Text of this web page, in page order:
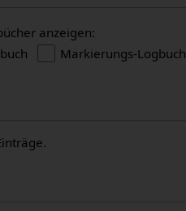
anzeigen:
Markierungs-Logbuch